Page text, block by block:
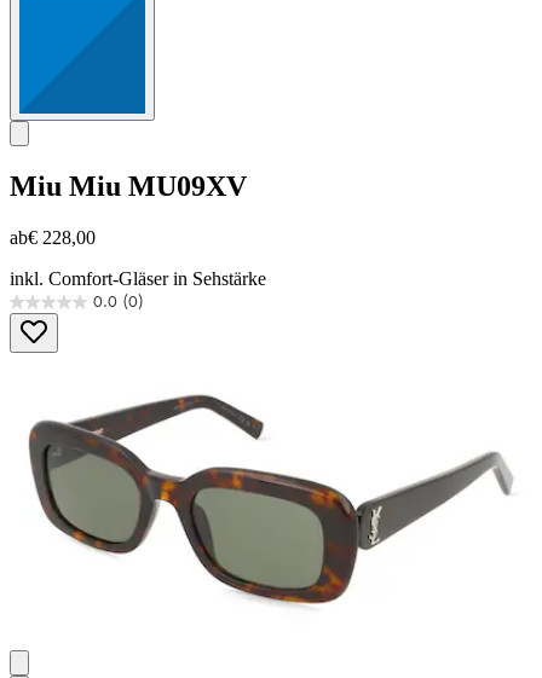
Miu Miu MU09XV
ab€ 228,00
inkl. Comfort-Gläser in Sehstärke
0.0 (0)
0.0
von
5